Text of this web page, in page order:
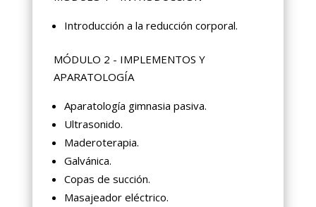
Introducción a la reducción corporal.
MÓDULO 2 - IMPLEMENTOS Y
APARATOLOGÍA
Aparatología gimnasia pasiva.
Ultrasonido.
Maderoterapia.
Galvánica.
Copas de succión.
Masajeador eléctrico.